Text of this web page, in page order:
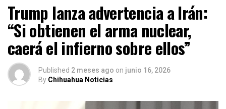
Trump lanza advertencia a Irán:
“Si obtienen el arma nuclear,
caerá el infierno sobre ellos”
Published 2 meses ago on junio 16, 2026
By Chihuahua Noticias